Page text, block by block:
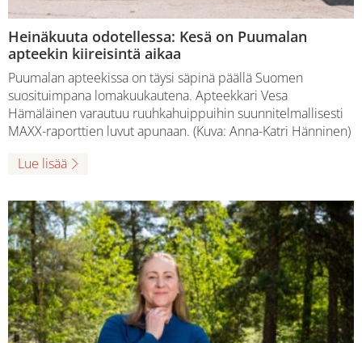
Heinäkuuta odotellessa: Kesä on Puumalan
apteekin kiireisintä aikaa
Puumalan apteekissa on täysi säpinä päällä Suomen
suosituimpana lomakuukautena. Apteekkari Vesa
Hämäläinen varautuu ruuhkahuippuihin suunnitelmallisesti
MAXX-raporttien luvut apunaan. (Kuva: Anna-Katri Hänninen)
Lue lisää